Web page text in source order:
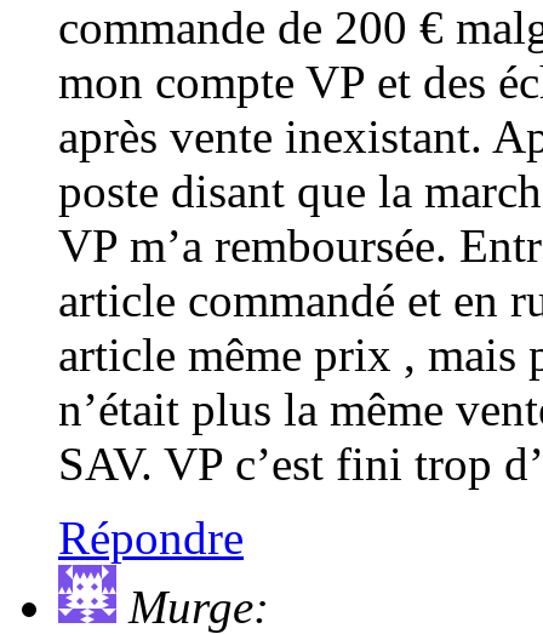
commande de 200 €
mon compte VP et des
après vente inexistant.
poste disant que la
VP m’a remboursée.
article commandé et en
article même prix , mais
n’était plus la même
SAV. VP c’est fini trop
Répondre
Murge: